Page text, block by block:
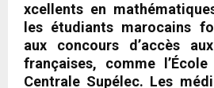
xcellents en
les étudiants marocains
aux concours d’accès
françaises, comme
Centrale Supélec. Les